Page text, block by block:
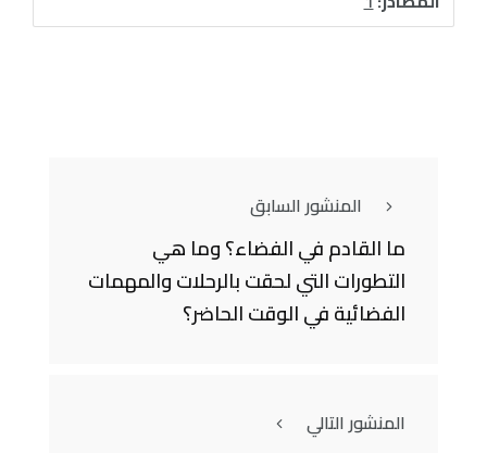
المنشور السابق
ما القادم في الفضاء؟ وما هي
التطورات التي لحقت بالرحلات والمهمات
الفضائية في الوقت الحاضر؟
المنشور التالي